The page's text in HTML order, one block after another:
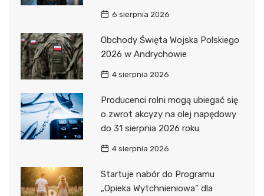
6 sierpnia 2026
Obchody Święta Wojska Polskiego
2026 w Andrychowie
4 sierpnia 2026
Producenci rolni mogą ubiegać się
o zwrot akcyzy na olej napędowy
do 31 sierpnia 2026 roku
4 sierpnia 2026
Startuje nabór do Programu
„Opieka Wytchnieniowa” dla